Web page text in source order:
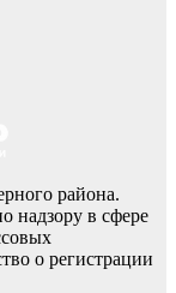
района.
надзору в сфере
о регистрации